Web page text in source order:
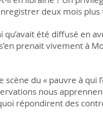
deux mois plus
qu’avait été diffusé en
prenait vivement à
du « pauvre à qui
nous
répondirent des